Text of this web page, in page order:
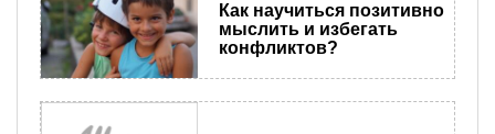
Как научиться позитивно
мыслить и избегать
конфликтов?